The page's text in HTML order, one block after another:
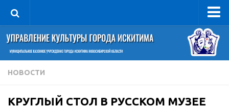
Управление
Руководитель
Сведения об организации
Книга почета культуры
НОВОСТИ
КРУГЛЫЙ СТОЛ В РУССКОМ МУЗЕЕ